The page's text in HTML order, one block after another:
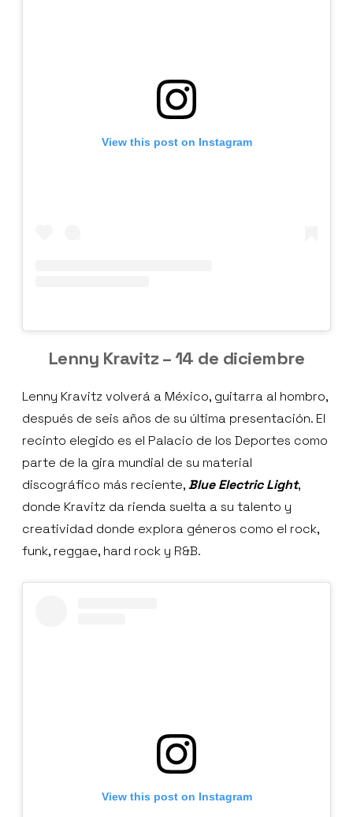
View this post on Instagram
Lenny Kravitz – 14 de diciembre
Lenny Kravitz volverá a México, guitarra al hombro,
después de seis años de su última presentación. El
recinto elegido es el Palacio de los Deportes como
parte de la gira mundial de su material
discográfico más reciente,Blue Electric Light,
donde Kravitz da rienda suelta a su talento y
creatividad donde explora géneros como el rock,
funk, reggae, hard rock y R&B.
View this post on Instagram